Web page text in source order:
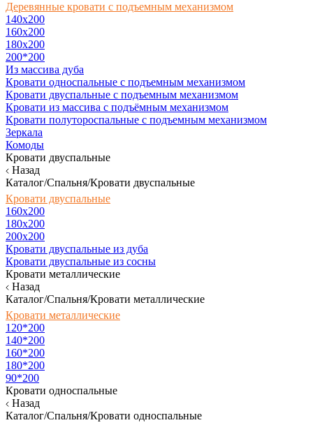
Деревянные кровати с подъемным механизмом
140x200
160х200
180х200
200*200
Из массива дуба
Кровати односпальные с подъемным механизмом
Кровати двуспальные с подъемным механизмом
Кровати из массива с подъёмным механизмом
Кровати полутороспальные с подъемным механизмом
Зеркала
Комоды
Кровати двуспальные
Назад
Каталог/Спальня/Кровати двуспальные
Кровати двуспальные
160х200
180x200
200x200
Кровати двуспальные из дуба
Кровати двуспальные из сосны
Кровати металлические
Назад
Каталог/Спальня/Кровати металлические
Кровати металлические
120*200
140*200
160*200
180*200
90*200
Кровати односпальные
Назад
Каталог/Спальня/Кровати односпальные